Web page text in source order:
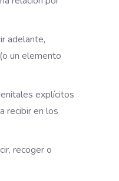
adelante,
un elemento
explícitos
recibir en los
recoger o